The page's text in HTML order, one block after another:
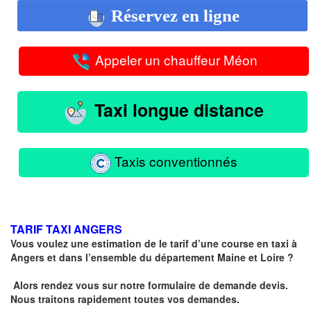
Réservez en ligne
Appeler un chauffeur Méon
Taxi longue distance
Taxis conventionnés
TARIF TAXI ANGERS
Vous voulez une estimation de le tarif d’une course en taxi à
Angers et dans l’ensemble du département Maine et Loire ?
Alors rendez vous sur notre formulaire de demande devis.
Nous traitons rapidement toutes vos demandes.